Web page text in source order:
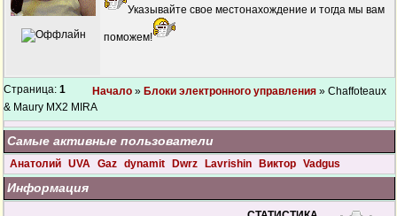
Указывайте свое местонахождение и тогда мы вам
поможем!
Страница: 1 Начало » Блоки электронного управления » Chaffoteaux
& Maury MX2 MIRA
Самые активные пользователи
Анатолий UVA Gaz dynamit Dwrz Lavrishin Виктор Vadgus
Информация